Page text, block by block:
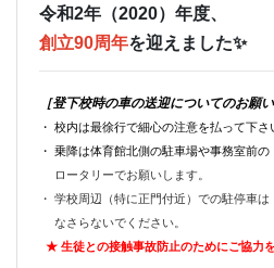
令和2年（2020）年度、
創立90周年を迎えました✨
［登下校時の車の送迎についてのお願い
・ 校内は最徐行で細心の注意を払って下さ
・ 乗降は体育館北側の駐車場や事務室前の
ロータリーでお願いします。
・ 学校周辺（特に正門付近）での駐停車は
なさらないでください。
★ 生徒との接触事故防止のためにご協力